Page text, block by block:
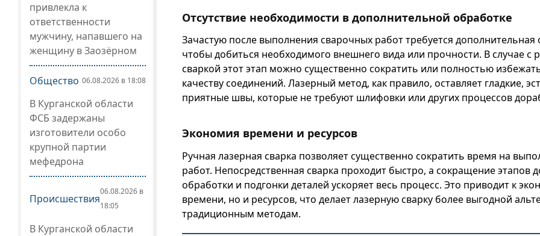
привлекла к
ответственности
мужчину, напавшего на
женщину в Заозёрном
Общество 06.08.2026 в 18:08
В Курганской области
ФСБ задержаны
изготовители особо
крупной партии
мефедрона
Происшествия
06.08.2026 в
18:05
В Курганской области
Отсутствие необходимости в дополнительной обработке
Зачастую после выполнения сварочных работ требуется дополнительная
чтобы добиться необходимого внешнего вида или прочности. В случае с
сваркой этот этап можно существенно сократить или полностью
качеству соединений. Лазерный метод, как правило, оставляет гладкие,
приятные швы, которые не требуют шлифовки или других процессов
Экономия времени и ресурсов
Ручная лазерная сварка позволяет существенно сократить время на
работ. Непосредственная сварка проходит быстро, а сокращение этапов
обработки и подгонки деталей ускоряет весь процесс. Это приводит к
времени, но и ресурсов, что делает лазерную сварку более выгодной
традиционным методам.